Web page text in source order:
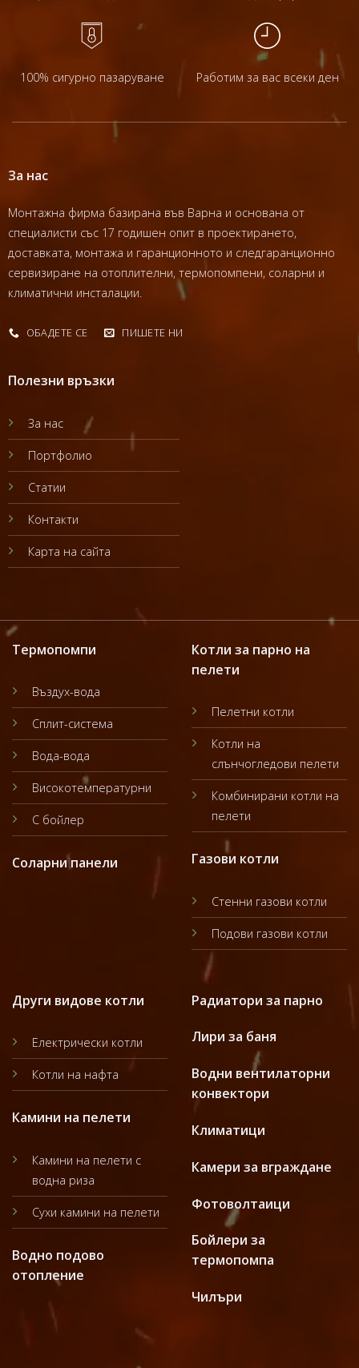
100% сигурно пазаруване Работим за вас всеки ден
За нас
Монтажна фирма базирана във Варна и основана от
специалисти със 17 годишен опит в проектирането,
доставката, монтажа и гаранционното и следгаранционно
сервизиране на отоплителни, термопомпени, соларни и
климатични инсталации.
ОБАДЕТЕ СЕ ПИШЕТЕ НИ
Полезни връзки
За нас
Портфолио
Статии
Контакти
Карта на сайта
Термопомпи
Въздух-вода
Сплит-система
Вода-вода
Високотемпературни
С бойлер
Соларни панели
Котли за парно на
пелети
Пелетни котли
Котли на
слънчогледови пелети
Комбинирани котли на
пелети
Газови котли
Стенни газови котли
Подови газови котли
Други видове котли
Електрически котли
Котли на нафта
Камини на пелети
Камини на пелети с
водна риза
Сухи камини на пелети
Водно подово
отопление
Радиатори за парно
Лири за баня
Водни вентилаторни
конвектори
Климатици
Камери за вграждане
Фотоволтаици
Бойлери за
термопомпа
Чилъри